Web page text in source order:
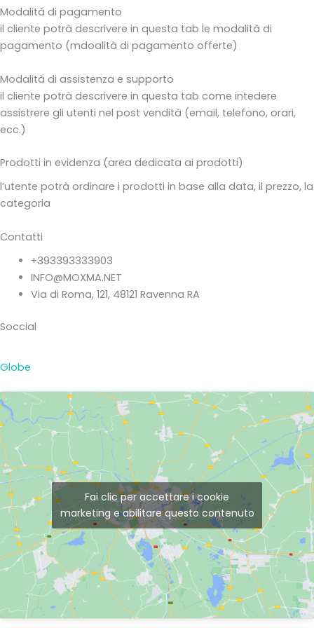
Modalità di pagamento
il cliente potrà descrivere in questa tab le modalità di
pagamento (mdoalità di pagamento offerte)
Modalità di assistenza e supporto
il cliente potrà descrivere in questa tab come intedere
assistrere gli utenti nel post vendità (email, telefono, orari,
ecc.)
Prodotti in evidenza (area dedicata ai prodotti)
l’utente potrà ordinare i prodotti in base alla data, il prezzo, la
categoria
Contatti
+393393333903
INFO@MOXMA.NET
Via di Roma, 121, 48121 Ravenna RA
Soccial
Globe
Fai clic per accettare i cookie
marketing e abilitare questo contenuto